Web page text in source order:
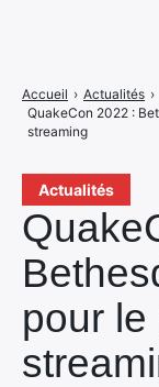
Actualités
pour le
Accueil › Actualités ›
QuakeCon 2022 :
streaming